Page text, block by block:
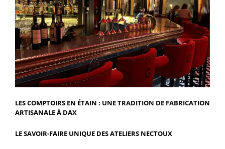
LES COMPTOIRS EN ÉTAIN : UNE TRADITION DE FABRICATION
ARTISANALE À DAX
LE SAVOIR-FAIRE UNIQUE DES ATELIERS NECTOUX